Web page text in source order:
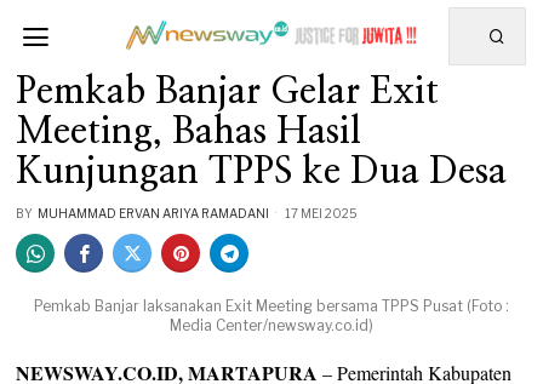
Pemkab Banjar Gelar Exit
Meeting, Bahas Hasil
Kunjungan TPPS ke Dua Desa
BY MUHAMMAD ERVAN ARIYA RAMADANI 17 MEI 2025
Pemkab Banjar laksanakan Exit Meeting bersama TPPS Pusat (Foto :
Media Center/newsway.co.id)
NEWSWAY.CO.ID, MARTAPURA – Pemerintah Kabupaten